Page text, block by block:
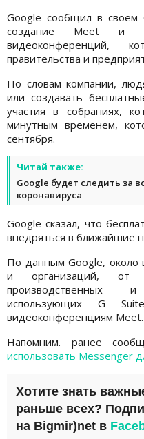
Google сообщил в своем
создание Meet и
видеоконференций,
правительства и
По словам компании,
или создавать
участия в собраниях,
минутным временем,
сентября.
Читай также:
Google будет следить за
коронавируса
Google сказал, что
внедряться в ближайшие
По данным Google, около
и организаций,
производственных
использующих G
видеоконференциям Meet.
Напомним. ранее
использовать Messenger
Хотите знать
раньше всех?
на Bigmir)net в